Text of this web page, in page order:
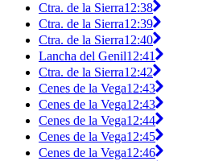
Ctra. de la Sierra12:38
Ctra. de la Sierra12:39
Ctra. de la Sierra12:40
Lancha del Genil12:41
Ctra. de la Sierra12:42
Cenes de la Vega12:43
Cenes de la Vega12:43
Cenes de la Vega12:44
Cenes de la Vega12:45
Cenes de la Vega12:46